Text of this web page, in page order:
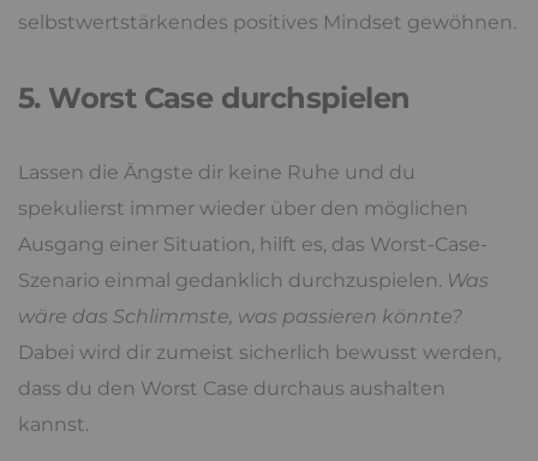
selbstwertstärkendes positives Mindset gewöhnen.
5. Worst Case durchspielen
Lassen die Ängste dir keine Ruhe und du
spekulierst immer wieder über den möglichen
Ausgang einer Situation, hilft es, das Worst-Case-
Szenario einmal gedanklich durchzuspielen. Was
wäre das Schlimmste, was passieren könnte?
Dabei wird dir zumeist sicherlich bewusst werden,
dass du den Worst Case durchaus aushalten
kannst.